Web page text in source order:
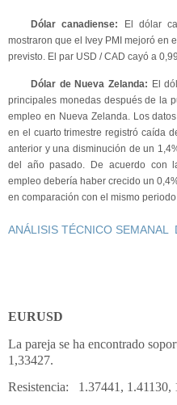
Dólar canadiense:
El dólar
mostraron que el Ivey PMI mejoró en
previsto. El par USD / CAD cayó a
Dólar de Nueva Zelanda: El
principales monedas después de la
empleo en Nueva Zelanda. Los
en el cuarto trimestre registró caída
anterior y una disminución de un
del año pasado. De acuerdo con
empleo debería haber crecido un
en comparación con el mismo
ANÁLISIS TÉCNICO SEMANAL
EURUSD
La pareja se ha encontrado
1,33427.
Resistencia: 1.37441, 1.41130,